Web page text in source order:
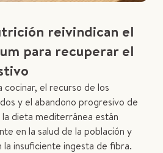
reivindican el
para recuperar el
el recurso de los
y el abandono progresivo de
dieta mediterránea están
en la salud de la población y
insuficiente ingesta de fibra.